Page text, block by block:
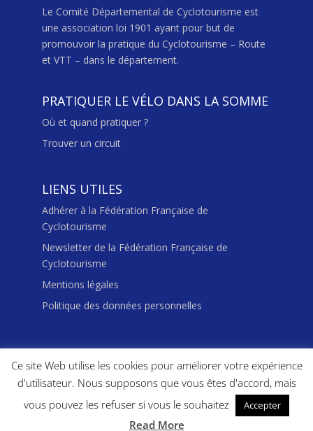
Le Comité Départemental de Cyclotourisme est
une association loi 1901 ayant pour but de
promouvoir la pratique du Cyclotourisme – Route
et VTT – dans le département.
PRATIQUER LE VÉLO DANS LA SOMME
Où et quand pratiquer ?
Trouver un circuit
LIENS UTILES
Adhérer à la Fédération Française de
Cyclotourisme
Newsletter de la Fédération Française de
Cyclotourisme
Mentions légales
Politique des données personnelles
© 2020 | Fédération
française de
cyclotourisme
Ce site Web utilise les cookies pour améliorer votre expérience
d'utilisateur. Nous supposons que vous êtes d'accord, mais
vous pouvez les refuser si vous le souhaitez
Accepter
Read More